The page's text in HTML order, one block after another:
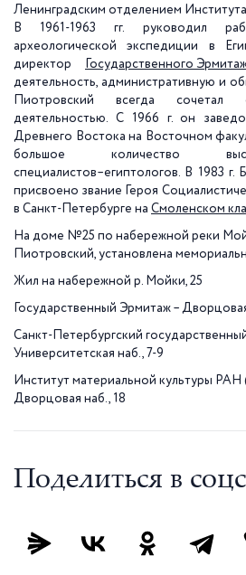
Ленинградским отделением
В 1961-1963 гг. руководил
археологической экспедиции в
директор
Государственного
деятельность, административную и
Пиотровский всегда сочетал
деятельностью. С 1966 г. он
Древнего Востока на Восточном
большое количество
специалистов–египтологов. В 1983
присвоено звание Героя
в Санкт-Петербурге на Смоленском
На доме №25 по набережной реки
Пиотровский, установлена
Жил на набережной р. Мойки, 25
Государственный Эрмитаж –
Санкт-Петербургский
Университетская наб., 7-9
Институт материальной культуры РАН
Дворцовая наб., 18
Поделиться в